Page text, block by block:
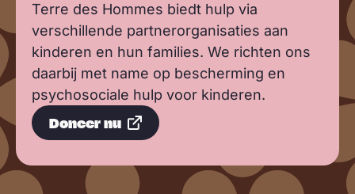
Terre des Hommes biedt hulp via
verschillende partnerorganisaties aan
kinderen en hun families. We richten ons
daarbij met name op bescherming en
psychosociale hulp voor kinderen.
Doneer nu